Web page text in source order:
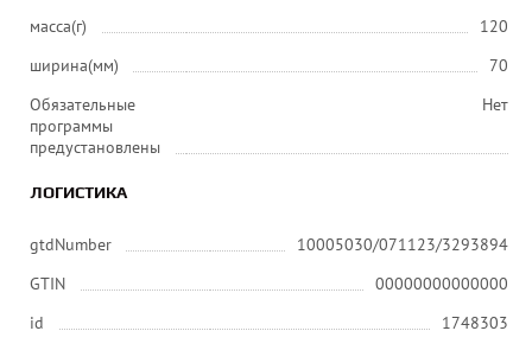
масса(г)
120
ширина(мм)
70
Обязательные
программы
предустановлены
Нет
ЛОГИСТИКА
gtdNumber
10005030/071123/3293894
GTIN
00000000000000
id
1748303